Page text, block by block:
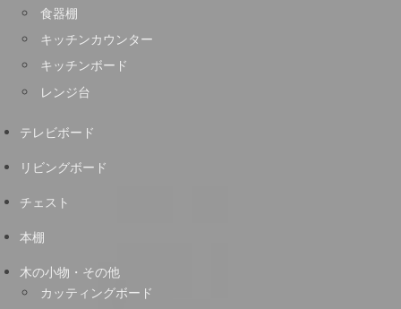
食器棚
キッチンカウンター
キッチンボード
レンジ台
テレビボード
リビングボード
チェスト
本棚
木の小物・その他
カッティングボード